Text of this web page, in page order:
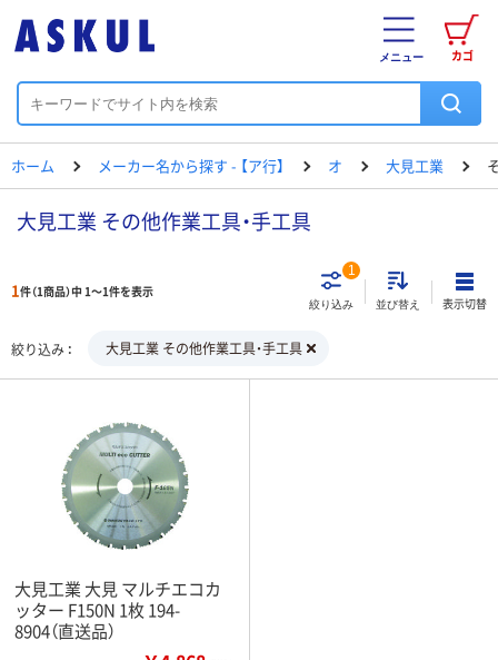
カゴ
メニュー
ホーム メーカー名から探す - 【ア行】 オ 大見工業
大見工業 その他作業工具・手工具
1件（1商品）中 1～1件を表示
絞り込み
1
並び替え 表示切替
絞り込み 大見工業 その他作業工具・手工具
大見工業 大見 マルチエコカ
ッター F150N 1枚 194-
8904（直送品）